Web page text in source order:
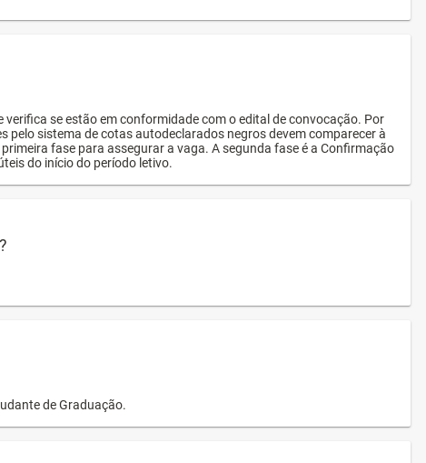
se estão em conformidade com o edital de convocação. Por
sistema de cotas autodeclarados negros devem comparecer à
fase para assegurar a vaga. A segunda fase é a Confirmação
do início do período letivo.
de Graduação.